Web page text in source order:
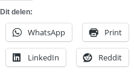
Dit delen:
WhatsApp Print
LinkedIn Reddit